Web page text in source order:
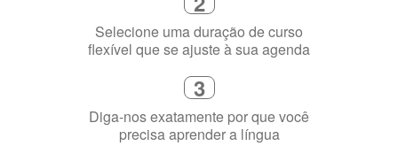
online
2
Selecione uma duração de curso
flexível que se ajuste à sua agenda
3